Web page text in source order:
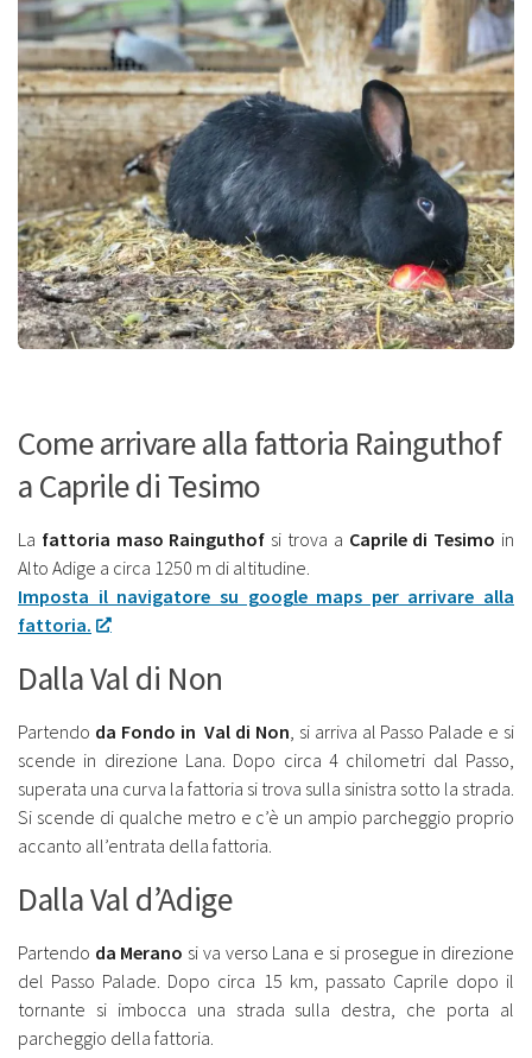
Come arrivare alla fattoria Rainguthof
a Caprile di Tesimo
La fattoria maso Rainguthof si trova a Caprile di Tesimo in
Alto Adige a circa 1250 m di altitudine.
Imposta il navigatore su google maps per arrivare alla
fattoria.
Dalla Val di Non
Partendo da Fondo in Val di Non , si arriva al Passo Palade e si
scende in direzione Lana. Dopo circa 4 chilometri dal Passo,
superata una curva la fattoria si trova sulla sinistra sotto la strada.
Si scende di qualche metro e c’è un ampio parcheggio proprio
accanto all’entrata della fattoria.
Dalla Val d’Adige
Partendo da Merano si va verso Lana e si prosegue in direzione
del Passo Palade. Dopo circa 15 km, passato Caprile dopo il
tornante si imbocca una strada sulla destra, che porta al
parcheggio della fattoria.